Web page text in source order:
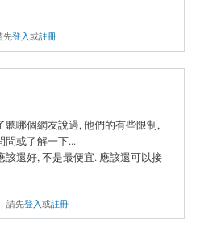
先登入或註冊
聽哪個網友說過, 他們的有些限制,
問或了解一下...
該還好, 不是最便宜. 應該還可以接
請先登入或註冊